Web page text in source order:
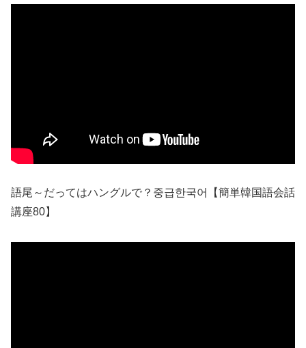
語尾～だってはハングルで？중급한국어【簡単韓国語会話
講座80】